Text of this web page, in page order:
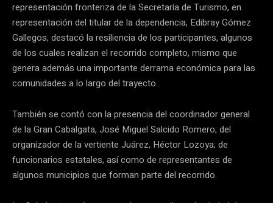
representación fronteriza de la Secretaría de Turismo, en
representación del titular de la dependencia, Edibray Gómez
Gallegos, destacó la resiliencia de los participantes, algunos
de los cuales realizan el recorrido completo, mismo que
genera además una importante derrama económica para las
comunidades a lo largo del trayecto.
También se contó con la presencia del coordinador general
de la Gran Cabalgata, José Miguel Salcido Romero; del
organizador de la vertiente Juárez, Héctor Lozoya; de
funcionarios estatales, así como de representantes de
algunos municipios que forman parte del recorrido.